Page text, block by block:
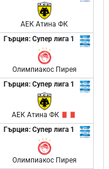
АЕК Атина ФК
Гърция: Супер лига 1
Олимпиакос Пирея
Гърция: Супер лига 1
АЕК Атина ФК
Гърция: Супер лига 1
Олимпиакос Пирея